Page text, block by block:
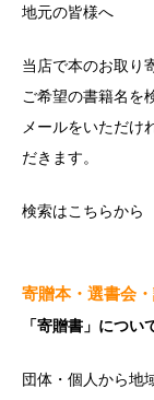
地元の皆様へ
当店で本のお取り
ご希望の書籍名を
メールをいただけ
だきます。
検索はこちらから
寄贈本・選書会
「寄贈書」につい
団体・個人から地